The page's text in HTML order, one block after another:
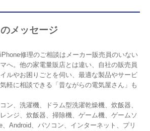
メッセージ
修理のご相談はメーカー販売員のいない
へ。他の家電量販店とは違い、自社の販売員
ルやお困りごとを伺い、最適な製品やサービ
軽に相談できる「昔ながらの電気屋さん」も
ン、洗濯機、ドラム型洗濯乾燥機、炊飯器、
ンジ、炊飯器、掃除機、ゲーム機、ゲームソ
Android、パソコン、インターネット、プリ